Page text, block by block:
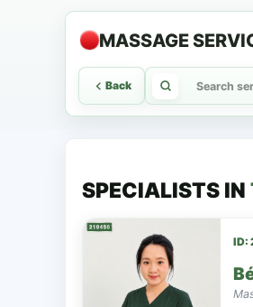
MASSAGE
Back
SPECIALISTS IN
ID: